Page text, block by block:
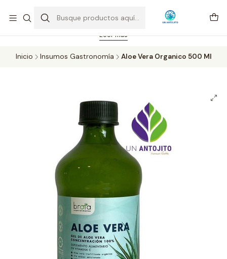
Feriado 21-05-2026 atención hasta las 14 hrs. Envío GRATIS mismo
día solo área Metropolitana Santiago por compras desde CLP 39.900.
Pedidos hasta 16 hrs., sábados y domingos hasta 14 hrs.
Leer más
Inicio Insumos Gastronomía Aloe Vera Organico 500 Ml